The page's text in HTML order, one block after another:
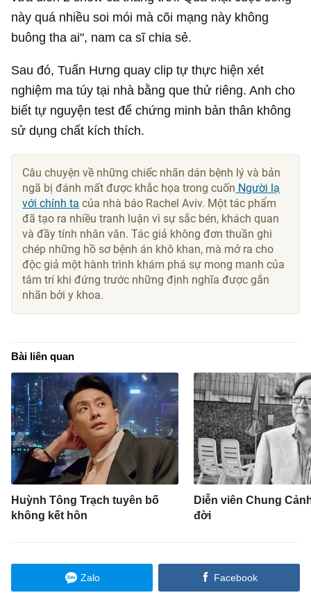
này quá nhiều soi mói mà cõi mạng này không
buông tha ai", nam ca sĩ chia sẻ.
Sau đó, Tuấn Hưng quay clip tự thực hiện xét
nghiệm ma túy tại nhà bằng que thử riêng. Anh cho
biết tự nguyện test để chứng minh bản thân không
sử dụng chất kích thích.
Câu chuyện về những chiếc nhãn dán bệnh lý và bản
ngã bị đánh mất được khắc họa trong cuốn Người lạ
với chính ta của nhà báo Rachel Aviv. Một tác phẩm
đã tạo ra nhiều tranh luận vì sự sắc bén, khách quan
và đầy tính nhân văn. Tác giả không đơn thuần ghi
chép những hồ sơ bệnh án khô khan, mà mở ra cho
độc giả một hành trình khám phá sự mong manh của
tâm trí khi đứng trước những định nghĩa được gắn
nhãn bởi y khoa.
Bài liên quan
Huỳnh Tông Trạch tuyên bố
không kết hôn
Diễn viên Chung
đời
Zalo Facebook